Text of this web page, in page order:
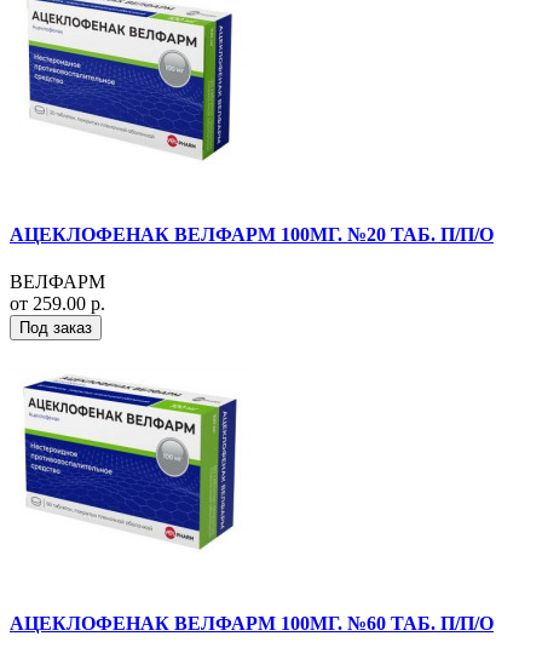
АЦЕКЛОФЕНАК ВЕЛФАРМ 100МГ. №20 ТАБ. П/П/О
ВЕЛФАРМ
от 259.00 р.
Под заказ
АЦЕКЛОФЕНАК ВЕЛФАРМ 100МГ. №60 ТАБ. П/П/О